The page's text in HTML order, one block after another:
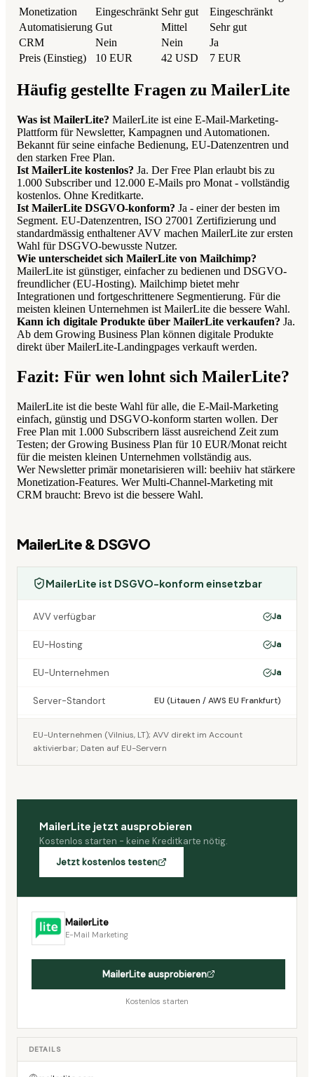
Monetization
Eingeschränkt Sehr gut
Eingeschränkt
Automatisierung Gut Mittel
Sehr gut
CRM
Nein Nein
Ja
Preis (Einstieg)
10 EUR 42 USD 7 EUR
Häufig gestellte Fragen zu MailerLite
Was ist MailerLite? MailerLite ist eine E-Mail-Marketing-
Plattform für Newsletter, Kampagnen und Automationen.
Bekannt für seine einfache Bedienung, EU-Datenzentren und
den starken Free Plan.
Ist MailerLite kostenlos? Ja. Der Free Plan erlaubt bis zu
1.000 Subscriber und 12.000 E-Mails pro Monat - vollständig
kostenlos. Ohne Kreditkarte.
Ist MailerLite DSGVO-konform? Ja - einer der besten im
Segment. EU-Datenzentren, ISO 27001 Zertifizierung und
standardmässig enthaltener AVV machen MailerLite zur ersten
Wahl für DSGVO-bewusste Nutzer.
Wie unterscheidet sich MailerLite von Mailchimp?
MailerLite ist günstiger, einfacher zu bedienen und DSGVO-
freundlicher (EU-Hosting). Mailchimp bietet mehr
Integrationen und fortgeschrittenere Segmentierung. Für die
meisten kleinen Unternehmen ist MailerLite die bessere Wahl.
Kann ich digitale Produkte über MailerLite verkaufen? Ja.
Ab dem Growing Business Plan können digitale Produkte
direkt über MailerLite-Landingpages verkauft werden.
Fazit: Für wen lohnt sich MailerLite?
MailerLite ist die beste Wahl für alle, die E-Mail-Marketing
einfach, günstig und DSGVO-konform starten wollen. Der
Free Plan mit 1.000 Subscribern lässt ausreichend Zeit zum
Testen; der Growing Business Plan für 10 EUR/Monat reicht
für die meisten kleinen Unternehmen vollständig aus.
Wer Newsletter primär monetarisieren will: beehiiv hat stärkere
Monetization-Features. Wer Multi-Channel-Marketing mit
CRM braucht: Brevo ist die bessere Wahl.
MailerLite & DSGVO
MailerLite ist DSGVO-konform einsetzbar
AVV verfügbar Ja
EU-Hosting Ja
EU-Unternehmen Ja
Server-Standort EU (Litauen / AWS EU Frankfurt)
EU-Unternehmen (Vilnius, LT); AVV direkt im Account
aktivierbar; Daten auf EU-Servern
MailerLite jetzt ausprobieren
Kostenlos starten - keine Kreditkarte nötig.
Jetzt kostenlos testen
MailerLite
E-Mail Marketing
MailerLiteausprobieren
Kostenlos starten
DETAILS